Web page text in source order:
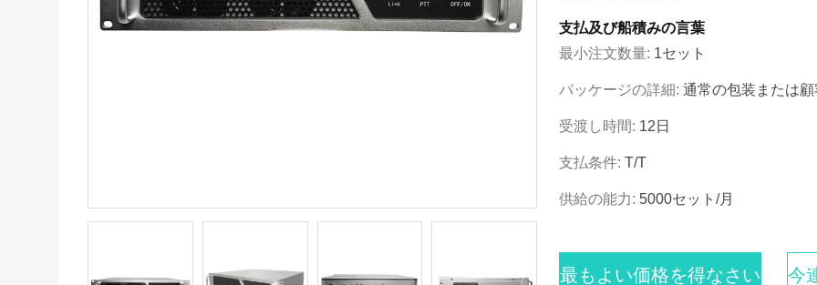
支払及び船積みの言葉
最小注文数量: 1セット
パッケージの詳細: 通常の包装または
受渡し時間: 12日
支払条件: T/T
供給の能力: 5000セット/月
最もよい価格を得なさい 今